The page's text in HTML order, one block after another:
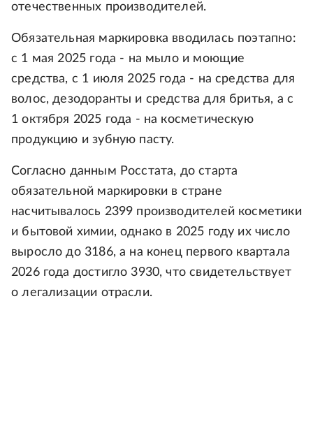
отечественных производителей.
Обязательная маркировка вводилась поэтапно:
с 1 мая 2025 года - на мыло и моющие
средства, с 1 июля 2025 года - на средства для
волос, дезодоранты и средства для бритья, а с
1 октября 2025 года - на косметическую
продукцию и зубную пасту.
Согласно данным Росстата, до старта
обязательной маркировки в стране
насчитывалось 2399 производителей косметики
и бытовой химии, однако в 2025 году их число
выросло до 3186, а на конец первого квартала
2026 года достигло 3930, что свидетельствует
о легализации отрасли.